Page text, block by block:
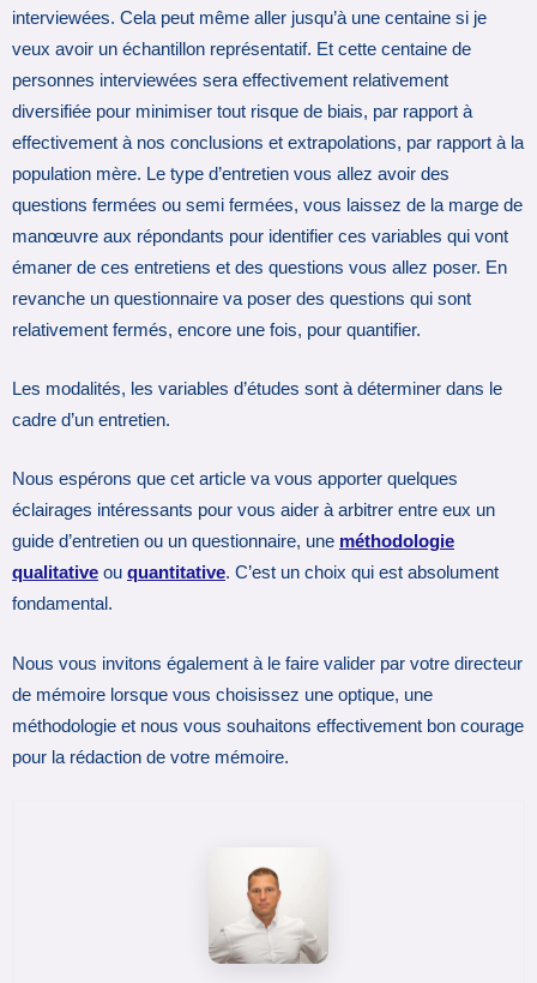
interviewées. Cela peut même aller jusqu’à une centaine si je
veux avoir un échantillon représentatif. Et cette centaine de
personnes interviewées sera effectivement relativement
diversifiée pour minimiser tout risque de biais, par rapport à
effectivement à nos conclusions et extrapolations, par rapport à la
population mère. Le type d’entretien vous allez avoir des
questions fermées ou semi fermées, vous laissez de la marge de
manœuvre aux répondants pour identifier ces variables qui vont
émaner de ces entretiens et des questions vous allez poser. En
revanche un questionnaire va poser des questions qui sont
relativement fermés, encore une fois, pour quantifier.
Les modalités, les variables d’études sont à déterminer dans le
cadre d’un entretien.
Nous espérons que cet article va vous apporter quelques
éclairages intéressants pour vous aider à arbitrer entre eux un
guide d’entretien ou un questionnaire, une méthodologie
qualitative ou quantitative. C’est un choix qui est absolument
fondamental.
Nous vous invitons également à le faire valider par votre directeur
de mémoire lorsque vous choisissez une optique, une
méthodologie et nous vous souhaitons effectivement bon courage
pour la rédaction de votre mémoire.